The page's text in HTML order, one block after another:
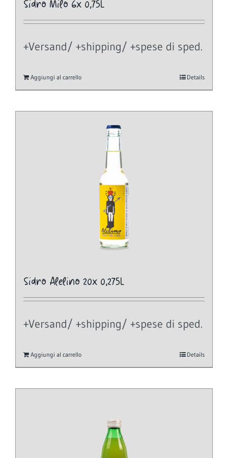
Sidro Milo 6x 0,75L
+Versand/ +shipping/ +spese di sped.
Aggiungi al carrello Details
Sidro Alelino 20x 0,275L
+Versand/ +shipping/ +spese di sped.
Aggiungi al carrello Details